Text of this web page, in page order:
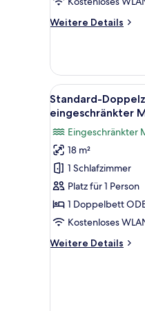
(3
Weitere Details
Weitere
Doppel-
oder
-
Zweibettzimmer,
eingeschränkter
Meerblick
(3
Adults)
Alle
Fotos
für
Standard-
Doppelzimmer
zur
Einzelnutzung,
Meerblick
4
Standard-
eingeschränkter
Eingeschränkter
18 m²
1 Schlafzimmer
Platz für 1 Person
1 Doppelbett
Kostenloses
Weitere Details
Weitere